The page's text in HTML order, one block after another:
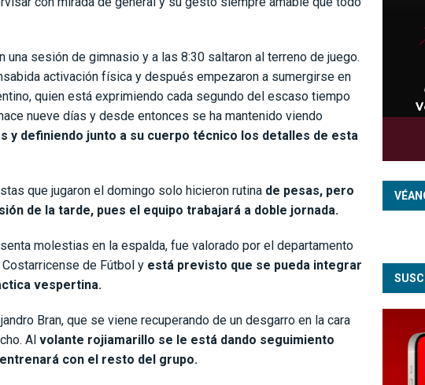
sesión de gimnasio y a las 8:30 saltaron al terreno de juego.
activación física y después empezaron a sumergirse en
quien está exprimiendo cada segundo del escaso tiempo
nueve días y desde entonces se ha mantenido viendo
y definiendo junto a su cuerpo técnico los detalles de esta
que jugaron el domingo solo hicieron rutina de pesas, pero
de la tarde, pues el equipo trabajará a doble jornada.
molestias en la espalda, fue valorado por el departamento
de Fútbol y está previsto que se pueda integrar
vespertina.
Bran, que se viene recuperando de un desgarro en la cara
Al volante rojiamarillo se le está dando seguimiento
con el resto del grupo.